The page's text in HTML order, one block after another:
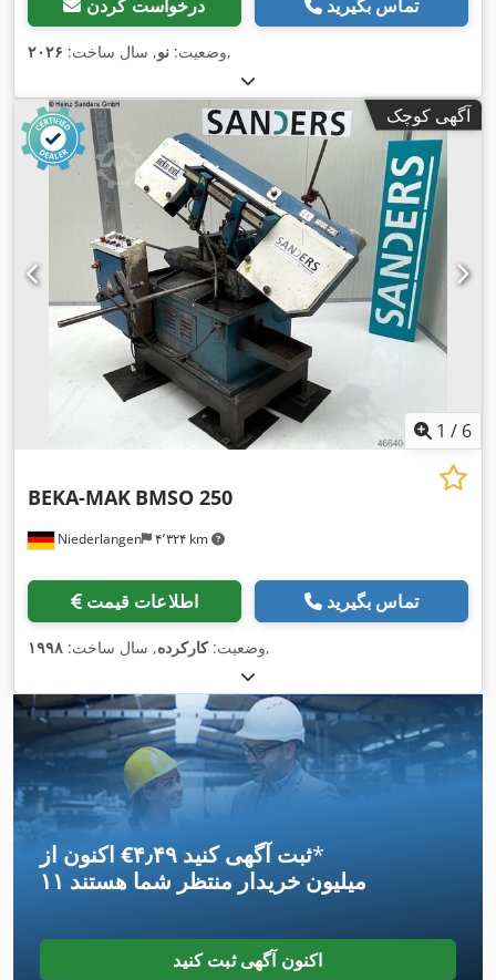
درخواست کردن تماس بگیرید
وضعیت: نو, سال ساخت: ۲۰۲۶ ,
آگهی کوچک
1 / 6
Niederlangen ۴٬۳۲۴ km
BEKA-MAK BMSO 250
اطلاعات قیمت تماس بگیرید
وضعیت:کارکرده, سال ساخت: ۱۹۹۸ ,
اکنون از ‎€۴٫۴۹ ثبت آگهی کنید*
۱۱ میلیون خریدار منتظر شما هستند
اکنون آگهی ثبت کنید